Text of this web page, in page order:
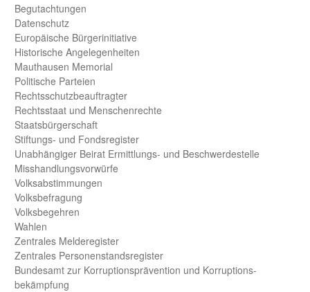
Begut­achtungen
Daten­schutz
Europäische Bürger­initiative
Historische Angelegen­heiten
Mauthausen Memorial
Politische Parteien
Rechts­schutz­beauftragter
Rechts­staat und Menschen­rechte
Staats­bürger­schaft
Stiftungs- und Fonds­register
Unab­hängiger Beirat Ermittlungs- und Beschwerde­stelle
Misshandlungs­vorwürfe
Volks­abstimmungen
Volks­befragung
Volks­begehren
Wahlen
Zentrales Melde­register
Zentrales Personen­stands­register
Bundes­amt zur Korrup­tions­prävention und Korrup­tions­
bekämpfung